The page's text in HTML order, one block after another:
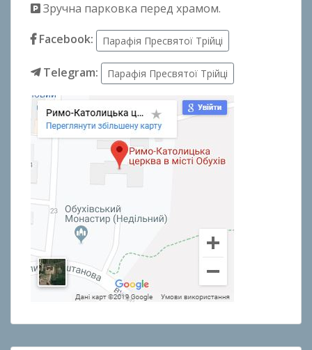
Зручна парковка перед храмом.
Facebook:
Парафія Пресвятої Трійці
Telegram: Парафія Пресвятої Трійці